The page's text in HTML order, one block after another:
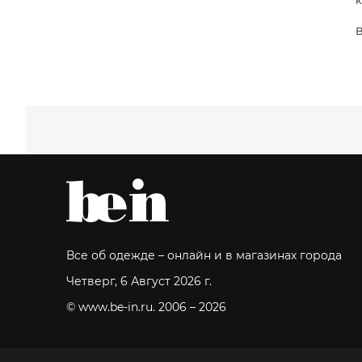
Все об одежде – онлайн и в магазинах города
Четверг, 6 Август 2026 г.
© www.be-in.ru. 2006 – 2026